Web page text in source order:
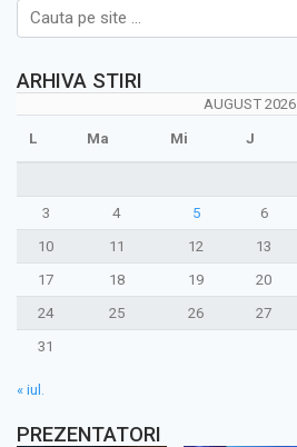
ARHIVA STIRI
AUGUST 2026
L Ma Mi J
3
4 5 6
10
11 12 13
17
18 19 20
24
25 26 27
31
« iul.
PREZENTATORI